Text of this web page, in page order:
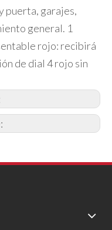
puerta, garajes,
general. 1
rojo: recibirá
de dial 4 rojo sin